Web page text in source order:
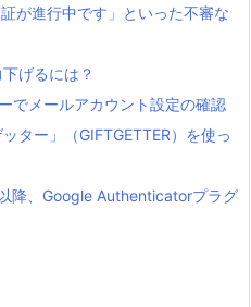
が進行中です」といった不審な
げるには？
でメールアカウント設定の確認
ター」（GIFTGETTER）を使っ
降、Google Authenticatorプラグ